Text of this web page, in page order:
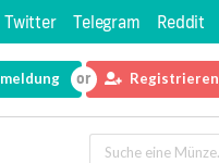
Twitter Telegram Reddit
Registrieren